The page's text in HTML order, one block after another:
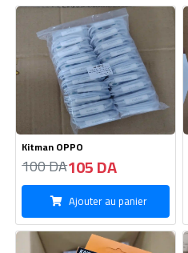
Ajouter au panier
Chargeur Auto KAKUSIGA -Type
iPhone
390 DA390 DA